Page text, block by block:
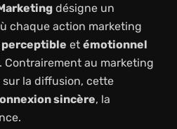
désigne un
chaque action marketing
et émotionnel
Contrairement au marketing
la diffusion, cette
sincère, la